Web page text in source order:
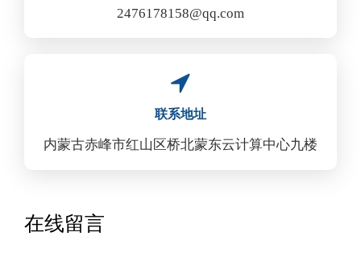
2476178158@qq.com
联系地址
内蒙古赤峰市红山区桥北蒙东云计算中心九楼
在线留言